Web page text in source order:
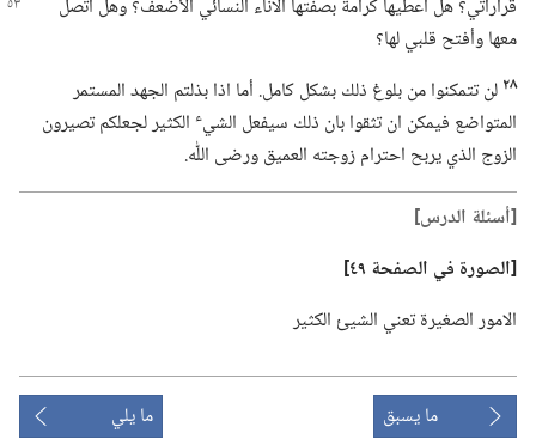
قراراتي؟‏هل اعطيها كرامة بصفتها الاناء النسائي الأضعف؟‏ وهل اتصل
معها وأفتح قلبي لها؟‏
٢٨ لن تتمكنوا من بلوغ ذلك بشكل كامل.‏ أما اذا بذلتم الجهد المستمر
المتواضع فيمكن ان تثقوا بان ذلك سيفعل الشيء الكثير لجعلكم تصيرون
الزوج الذي يربح احترام زوجته العميق ورضى اللّٰه.‏
‏[أسئلة الدرس]‏
‏[الصورة في الصفحة ٤٩]‏
الامور الصغيرة تعني الشيئ الكثير
ما يسبق ما يلي